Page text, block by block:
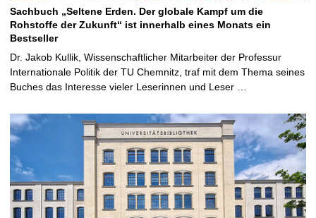
Sachbuch „Seltene Erden. Der globale Kampf um die
Rohstoffe der Zukunft“ ist innerhalb eines Monats ein
Bestseller
Dr. Jakob Kullik, Wissenschaftlicher Mitarbeiter der Professur
Internationale Politik der TU Chemnitz, traf mit dem Thema seines
Buches das Interesse vieler Leserinnen und Leser …